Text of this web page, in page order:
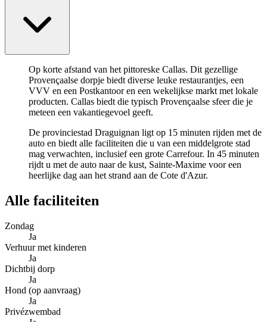
Op korte afstand van het pittoreske Callas. Dit gezellige
Provençaalse dorpje biedt diverse leuke restaurantjes, een
VVV en een Postkantoor en een wekelijkse markt met lokale
producten. Callas biedt die typisch Provençaalse sfeer die je
meteen een vakantiegevoel geeft.
De provinciestad Draguignan ligt op 15 minuten rijden met de
auto en biedt alle faciliteiten die u van een middelgrote stad
mag verwachten, inclusief een grote Carrefour. In 45 minuten
rijdt u met de auto naar de kust, Sainte-Maxime voor een
heerlijke dag aan het strand aan de Cote d'Azur.
Alle faciliteiten
Zondag
Ja
Verhuur met kinderen
Ja
Dichtbij dorp
Ja
Hond (op aanvraag)
Ja
Privézwembad